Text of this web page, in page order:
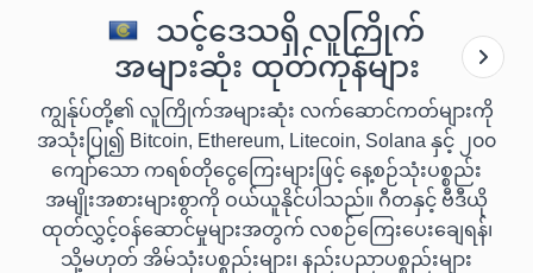
သင့်ဒေသရှိ လူကြိုက်
အများဆုံး ထုတ်ကုန်များ
ကျွန်ုပ်တို့၏ လူကြိုက်အများဆုံး လက်ဆောင်ကတ်များကို
အသုံးပြု၍ Bitcoin, Ethereum, Litecoin, Solana နှင့် ၂၀၀
ကျော်သော ကရစ်တိုငွေကြေးများဖြင့် နေ့စဉ်သုံးပစ္စည်း
အမျိုးအစားများစွာကို ဝယ်ယူနိုင်ပါသည်။ ဂီတနှင့် ဗီဒီယို
ထုတ်လွှင့်ဝန်ဆောင်မှုများအတွက် လစဉ်ကြေးပေးချေရန်၊
သို့မဟုတ် အိမ်သုံးပစ္စည်းများ၊ နည်းပညာပစ္စည်းများ